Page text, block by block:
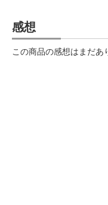
感想
この商品の感想はまだあ